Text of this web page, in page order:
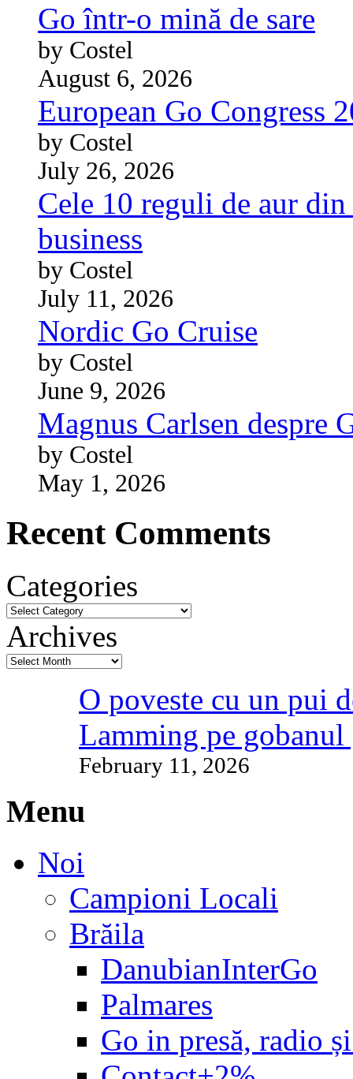
Go într-o mină de sare
by Costel
August 6, 2026
European Go Congress
by Costel
July 26, 2026
Cele 10 reguli de aur
business
by Costel
July 11, 2026
Nordic Go Cruise
by Costel
June 9, 2026
Magnus Carlsen despre
by Costel
May 1, 2026
Recent Comments
Categories
Archives
O poveste cu un pui
Lamming pe gobanul
February 11, 2026
Menu
Noi
Campioni Locali
Brăila
DanubianInterGo
Palmares
Go in presă, radio